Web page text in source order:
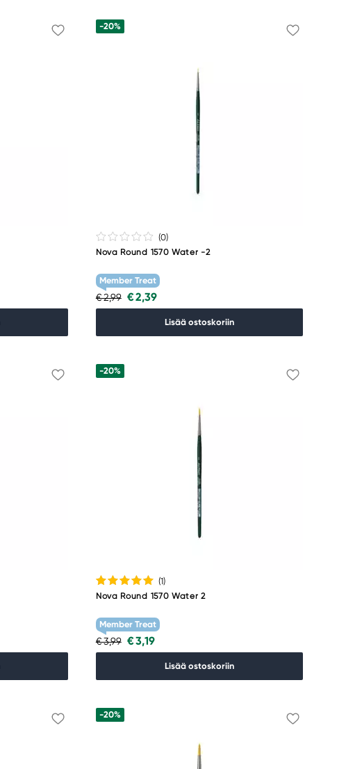
-20%
(0)
Nova Round 1570 Water -2
Member Treat
€ 2,99 € 2,39
Lisää ostoskoriin
-20%
(1)
Nova Round 1570 Water 2
Member Treat
€ 3,99 € 3,19
Lisää ostoskoriin
-20%